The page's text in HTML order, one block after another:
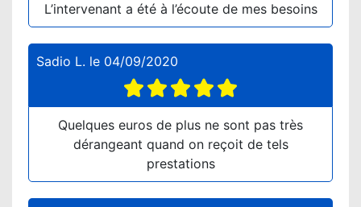
L’intervenant a été à l’écoute de mes besoins
Sadio L. le 04/09/2020
Quelques euros de plus ne sont pas très
dérangeant quand on reçoit de tels
prestations